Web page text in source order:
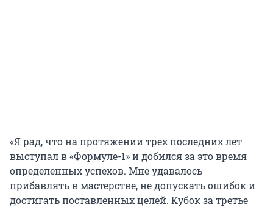
«Я рад, что на протяжении трех последних лет
выступал в «Формуле-1» и добился за это время
определенных успехов. Мне удавалось
прибавлять в мастерстве, не допускать ошибок и
достигать поставленных целей. Кубок за третье